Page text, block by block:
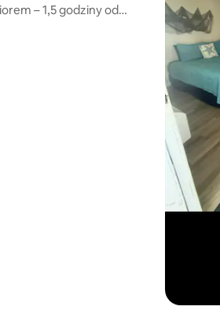
– 1,5 godziny od